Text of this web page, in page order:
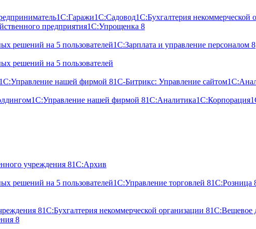
1С:Гаражи1С:Садовод1С:Бухгалтерия некоммерческой
предприятия1С:Упрощенка 8
решений на 5 пользователей1С:Зарплата и управление персоналом 8
решений на 5 пользователей
1С:Управление нашей фирмой 81С-Битрикс: Управление сайтом
1С:Управление нашей фирмой 81С:Аналитика1С:Корпорация
учреждения 81С:Архив
решений на 5 пользователей1С:Управление торговлей 81С:Розница
81С:Бухгалтерия некоммерческой организации 81С:Вещевое
8